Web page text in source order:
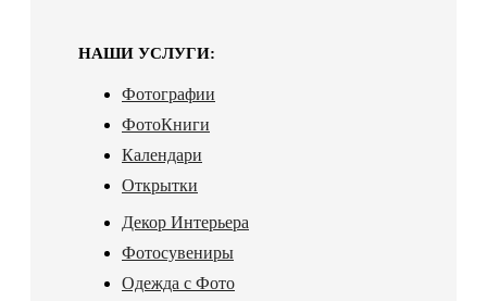
НАШИ УСЛУГИ:
Фотографии
ФотоКниги
Календари
Открытки
Декор Интерьера
Фотосувениры
Одежда с Фото